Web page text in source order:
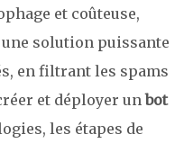
et coûteuse,
solution puissante
en filtrant les spams
et déployer unbot
les étapes de